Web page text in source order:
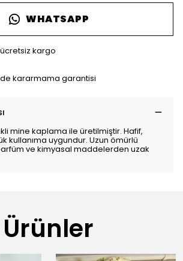
WHATSAPP
kargo
kararmama garantisi
mine kaplama ile üretilmiştir. Hafif,
kullanıma uygundur. Uzun ömürlü
ve kimyasal maddelerden uzak